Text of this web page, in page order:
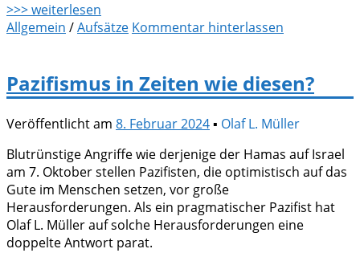
>>> weiterlesen
Allgemein /Aufsätze Kommentar hinterlassen
Pazifismus in Zeiten wie diesen?
Veröffentlicht am 8. Februar 2024▪ Olaf L. Müller
Blutrünstige Angriffe wie derjenige der Hamas auf Israel
am 7. Oktober stellen Pazifisten, die optimistisch auf das
Gute im Menschen setzen, vor große
Herausforderungen. Als ein pragmatischer Pazifist hat
Olaf L. Müller auf solche Herausforderungen eine
doppelte Antwort parat.